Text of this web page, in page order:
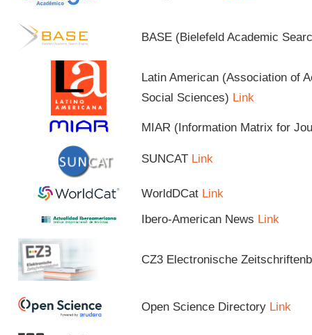
BASE (Bielefeld Academic
Latin American (Association of
Social Sciences) Link
MIAR (Information Matrix for
SUNCAT Link
WorldDCat Link
Ibero-American News Link
CZ3 Electronische
Open Science Directory Link